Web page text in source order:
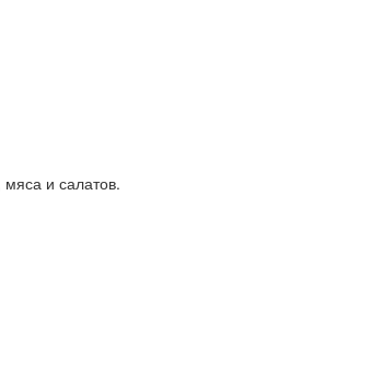
и салатов.